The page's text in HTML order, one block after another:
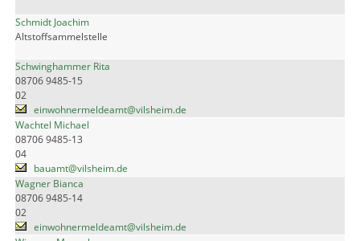
Schmidt Joachim
Altstoffsammelstelle
Schwinghammer Rita
08706 9485-15
02
einwohnermeldeamt@vilsheim.de
Wachtel Michael
08706 9485-13
04
bauamt@vilsheim.de
Wagner Bianca
08706 9485-14
02
einwohnermeldeamt@vilsheim.de